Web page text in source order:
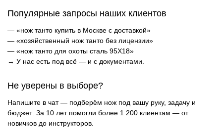
Популярные запросы наших клиентов
— «нож танто купить в Москве с доставкой»
— «хозяйственный нож танто без лицензии»
— «нож танто для охоты сталь 95Х18»
→ У нас есть под всё — и с документами.
Не уверены в выборе?
Напишите в чат — подберём нож под вашу руку, задачу и
бюджет. За 10 лет помогли более 1 200 клиентам — от
новичков до инструкторов.